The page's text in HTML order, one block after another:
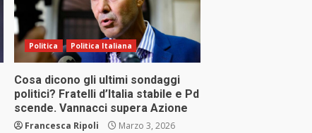
Politica Politica Italiana
Cosa dicono gli ultimi sondaggi
politici? Fratelli d’Italia stabile e Pd
scende. Vannacci supera Azione
Francesca Ripoli Marzo 3, 2026